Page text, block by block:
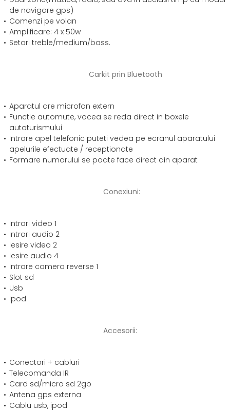
de navigare gps)
Comenzi pe volan
Amplificare: 4 x 50w
Setari treble/medium/bass.
Carkit prin Bluetooth
Aparatul are microfon extern
Functie automute, vocea se reda direct in boxele
autoturismului
Intrare apel telefonic puteti vedea pe ecranul aparatului
apelurile efectuate / receptionate
Formare numarului se poate face direct din aparat
Conexiuni:
Intrari video 1
Intrari audio 2
Iesire video 2
Iesire audio 4
Intrare camera reverse 1
Slot sd
Usb
Ipod
Accesorii:
Conectori + cabluri
Telecomanda IR
Card sd/micro sd 2gb
Antena gps externa
Cablu usb, ipod